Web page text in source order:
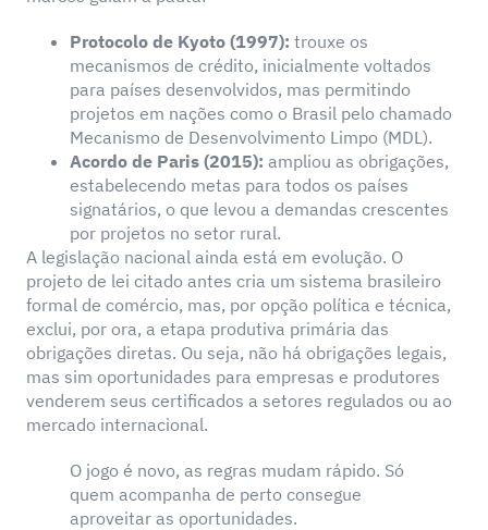
Protocolo de Kyoto (1997): trouxe os
mecanismos de crédito, inicialmente voltados
para países desenvolvidos, mas permitindo
projetos em nações como o Brasil pelo chamado
Mecanismo de Desenvolvimento Limpo (MDL).
Acordo de Paris (2015): ampliou as obrigações,
estabelecendo metas para todos os países
signatários, o que levou a demandas crescentes
por projetos no setor rural.
A legislação nacional ainda está em evolução. O
projeto de lei citado antes cria um sistema brasileiro
formal de comércio, mas, por opção política e técnica,
exclui, por ora, a etapa produtiva primária das
obrigações diretas. Ou seja, não há obrigações legais,
mas sim oportunidades para empresas e produtores
venderem seus certificados a setores regulados ou ao
mercado internacional.
O jogo é novo, as regras mudam rápido. Só
quem acompanha de perto consegue
aproveitar as oportunidades.